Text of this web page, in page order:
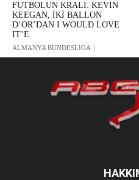
FUTBOLUN KRALI: KEVIN
KEEGAN, İKİ BALLON
D’OR’DAN I WOULD LOVE
IT’E
ALMANYA BUNDESLIGA